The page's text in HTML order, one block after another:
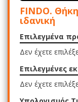
FINDO.
ιδανική
Επιλεγμένα
Δεν έχετε
Επιλεγμένες
Δεν έχετε